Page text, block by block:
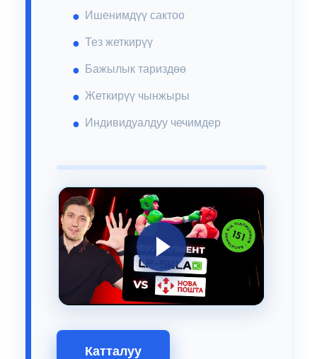
Ишенимдүү сактоо
Тез жеткирүү
Бажылык тариздөө
Жеткирүү чынжыры
Индивидуалдуу чечимдер
Катталуу